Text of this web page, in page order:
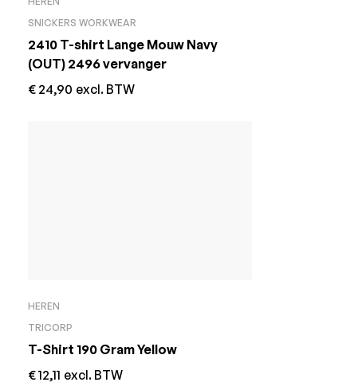
SNICKERS WORKWEAR
2410 T-shirt Lange Mouw Navy
(OUT) 2496 vervanger
€ 24,90 excl. BTW
HEREN
TRICORP
T-Shirt 190 Gram Yellow
€12,11 excl. BTW